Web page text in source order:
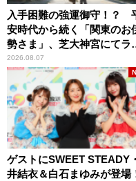
入手困難の強運御守！？
安時代から続く「関東のお
勢さま」、芝大神宮にてラ
パンプスが合格祈願！
2026.08.07
ゲストにSWEET STEADY
井結衣＆白石まゆみが登場